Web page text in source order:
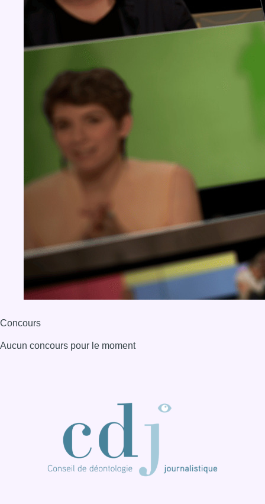
Concours
Aucun concours pour le moment